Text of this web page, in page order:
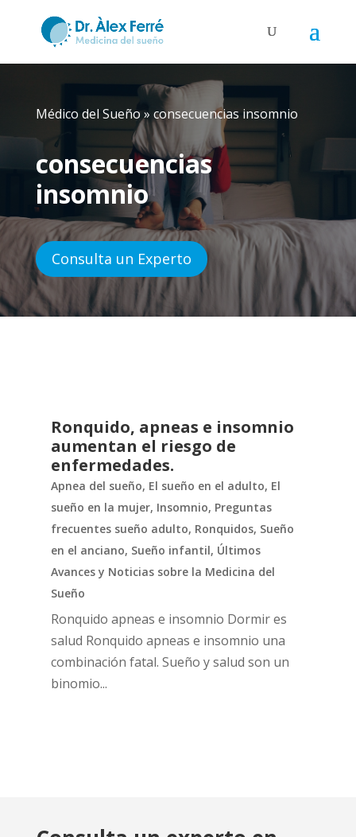
Médico del Sueño» consecuencias insomnio
consecuencias
insomnio
Consulta un Experto
Ronquido, apneas e insomnio
aumentan el riesgo de
enfermedades.
Apnea del sueño, El sueño en el adulto, El
sueño en la mujer, Insomnio, Preguntas
frecuentes sueño adulto, Ronquidos, Sueño
en el anciano, Sueño infantil, Últimos
Avances y Noticias sobre la Medicina del
Sueño
Ronquido apneas e insomnio Dormir es
salud Ronquido apneas e insomnio una
combinación fatal. Sueño y salud son un
binomio...